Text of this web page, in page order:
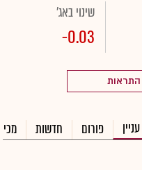
שינוי באג'
-0.03
התראות
פורום חדשות